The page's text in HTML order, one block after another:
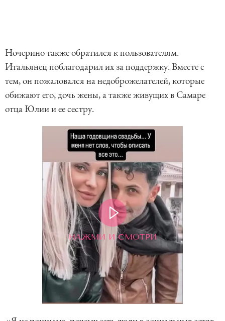
Ночерино также обратился к пользователям.
Итальянец поблагодарил их за поддержку. Вместе с
тем, он пожаловался на недоброжелателей, которые
обижают его, дочь жены, а также живущих в Самаре
отца Юлии и ее сестру.
НАЖМИ И СМОТРИ